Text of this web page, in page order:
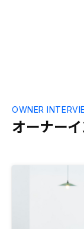
オーナー
OWNER